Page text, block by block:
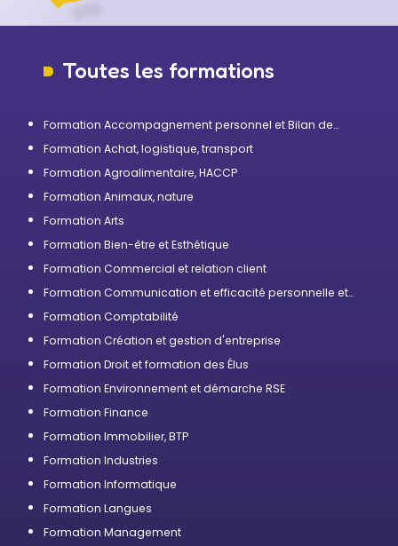
Toutes les formations
Formation Accompagnement personnel et Bilan de
Formation Achat, logistique, transport
Formation Agroalimentaire, HACCP
Formation Animaux, nature
Formation Arts
Formation Bien-être et Esthétique
Formation Commercial et relation client
Formation Communication et efficacité personnelle et
Formation Comptabilité
Formation Création et gestion d'entreprise
Formation Droit et formation des Élus
Formation Environnement et démarche RSE
Formation Finance
Formation Immobilier, BTP
Formation Industries
Formation Informatique
Formation Langues
Formation Management